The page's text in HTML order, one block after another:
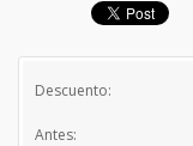
Descuento:
Antes: